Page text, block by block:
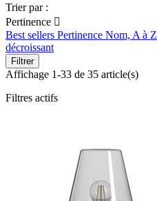
Trier par :
Pertinence 
Best sellers Pertinence Nom, A à Z
décroissant
Filtrer
Affichage 1-33 de 35 article(s)
Filtres actifs